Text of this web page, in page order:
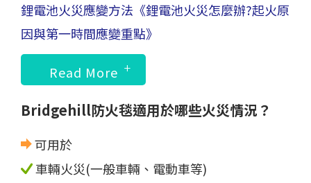
鋰電池火災應變方法 《鋰電池火災怎麼辦?起火原
因與第一時間應變重點》
Read More
Bridgehill防火毯適用於哪些火災情況？
可用於
車輛火災(一般車輛、電動車等)